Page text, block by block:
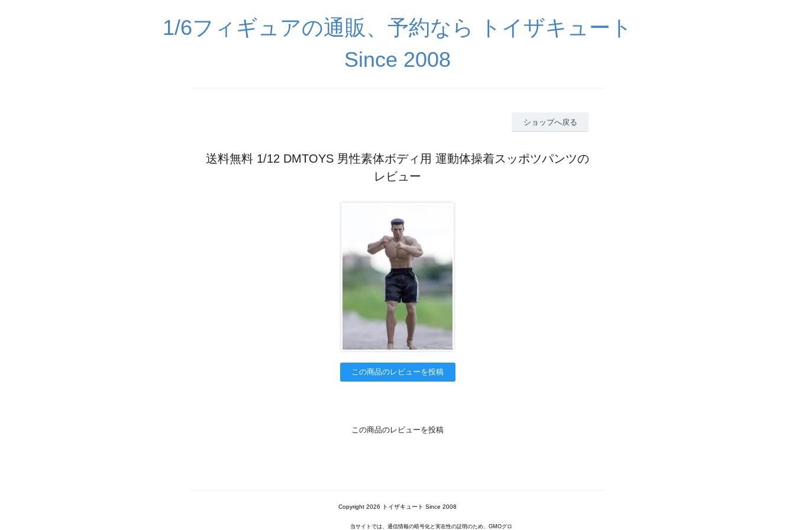
1/6フィギュアの通販、予約なら トイザキュート
Since 2008
ショップへ戻る
送料無料 1/12 DMTOYS 男性素体ボディ用 運動体操着スッポツパンツの
レビュー
この商品のレビューを投稿
この商品のレビューを投稿
Copyright 2026 トイザキュート Since 2008
当サイトでは、通信情報の暗号化と実在性の証明のため、GMOグロ